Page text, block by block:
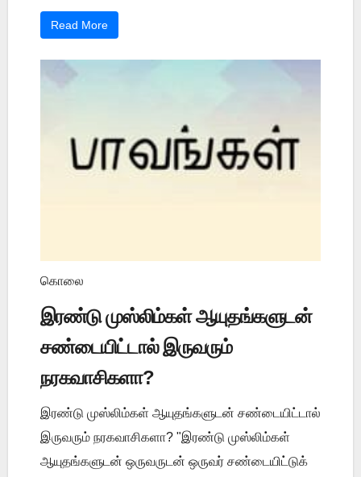
Read More
கொலை
இரண்டு முஸ்லிம்கள் ஆயுதங்களுடன்
சண்டையிட்டால் இருவரும்
நரகவாசிகளா?
இரண்டு முஸ்லிம்கள் ஆயுதங்களுடன் சண்டையிட்டால்
இருவரும் நரகவாசிகளா? "இரண்டு முஸ்லிம்கள்
ஆயுதங்களுடன் ஒருவருடன் ஒருவர் சண்டையிட்டுக்